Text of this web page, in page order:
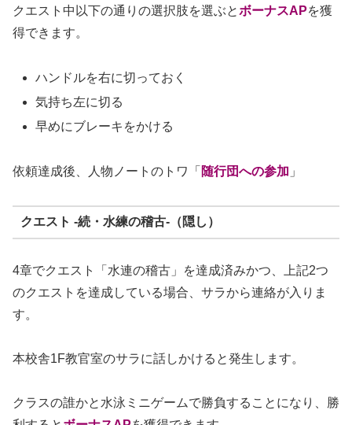
クエスト中以下の通りの選択肢を選ぶとボーナスAPを獲
得できます。
ハンドルを右に切っておく
気持ち左に切る
早めにブレーキをかける
依頼達成後、人物ノートのトワ「 随行団への参加 」
クエスト -続・水練の稽古-（隠し）
4章でクエスト「水連の稽古」を達成済みかつ、上記2つ
のクエストを達成している場合、サラから連絡が入りま
す。
本校舎1F教官室のサラに話しかけると発生します。
クラスの誰かと水泳ミニゲームで勝負することになり、勝